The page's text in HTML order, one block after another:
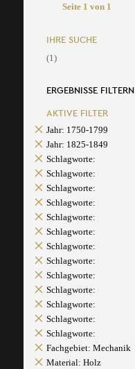
Seite 1 von 1
IHRE SUCHE
(1)
ERGEBNISSE FILTERN
AKTIVE FILTER
Jahr: 1750-1799
Jahr: 1825-1849
Schlagworte:
Schlagworte:
Schlagworte:
Schlagworte:
Schlagworte:
Schlagworte:
Schlagworte:
Schlagworte:
Schlagworte:
Schlagworte:
Schlagworte:
Schlagworte:
Schlagworte:
Fachgebiet: Mechanik
Material: Holz